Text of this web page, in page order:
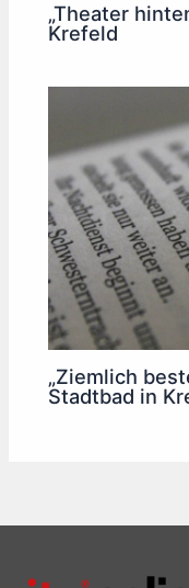
„Theater
Krefeld
„Ziemlich
Stadtbad in